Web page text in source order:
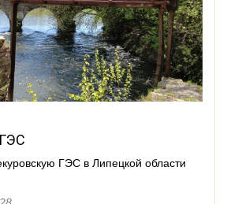
ГЭС в Липецкой области